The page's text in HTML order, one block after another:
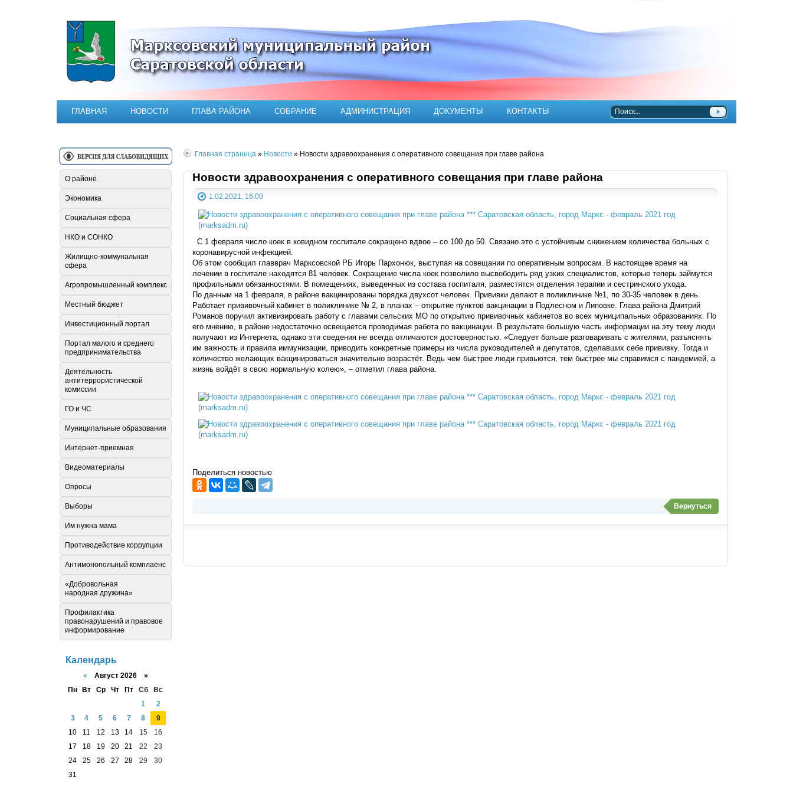
Официальный сайт Марксовского муниципального района
ГЛАВНАЯ НОВОСТИ ГЛАВА РАЙОНА СОБРАНИЕ АДМИНИСТРАЦИЯ ДОКУМЕНТЫ КОНТАКТЫ
Главная страница » Новости » Новости здравоохранения с оперативного совещания при главе района
Новости здравоохранения с оперативного совещания при главе района
1.02.2021, 16:00
С 1 февраля число коек в ковидном госпитале сокращено вдвое – со 100 до 50. Связано это с устойчивым снижением количества больных с
коронавирусной инфекцией.
Об этом сообщил главврач Марксовской РБ Игорь Пархонюк, выступая на совещании по оперативным вопросам. В настоящее время на
лечении в госпитале находятся 81 человек. Сокращение числа коек позволило высвободить ряд узких специалистов, которые теперь займутся
профильными обязанностями. В помещениях, выведенных из состава госпиталя, разместятся отделения терапии и сестринского ухода.
По данным на 1 февраля, в районе вакцинированы порядка двухсот человек. Прививки делают в поликлинике №1, по 30-35 человек в день.
Работает прививочный кабинет в поликлинике № 2, в планах – открытие пунктов вакцинации в Подлесном и Липовке. Глава района Дмитрий
Романов поручил активизировать работу с главами сельских МО по открытию прививочных кабинетов во всех муниципальных образованиях. По
его мнению, в районе недостаточно освещается проводимая работа по вакцинации. В результате большую часть информации на эту тему люди
получают из Интернета, однако эти сведения не всегда отличаются достоверностью. «Следует больше разговаривать с жителями, разъяснять
им важность и правила иммунизации, приводить конкретные примеры из числа руководителей и депутатов, сделавших себе прививку. Тогда и
количество желающих вакцинироваться значительно возрастёт. Ведь чем быстрее люди привьются, тем быстрее мы справимся с пандемией, а
жизнь войдёт в свою нормальную колею», – отметил глава района.​
Поделиться новостью
Вернуться
О районе
Экономика
Социальная сфера
НКО и СОНКО
Жилищно-коммунальная
сфера
Агропромышленный комплекс
Местный бюджет
Инвестиционный портал
Портал малого и среднего
предпринимательства
Деятельность
антитеррористической
комиссии
ГО и ЧС
Муниципальные образования
Интернет-приемная
Видеоматериалы
Опросы
Выборы
Им нужна мама
Противодействие коррупции
Антимонопольный комплаенс
«Добровольная
народная дружина»
Профилактика
правонарушений и правовое
информирование
Календарь
« Август 2026 »
Пн
Вт Ср Чт Пт Сб
Вс
1
2
3
4 5 6 7 8
9
10
11 12 13 14 15
16
17
18 19 20 21 22
23
24
25 26 27 28 29
30
31